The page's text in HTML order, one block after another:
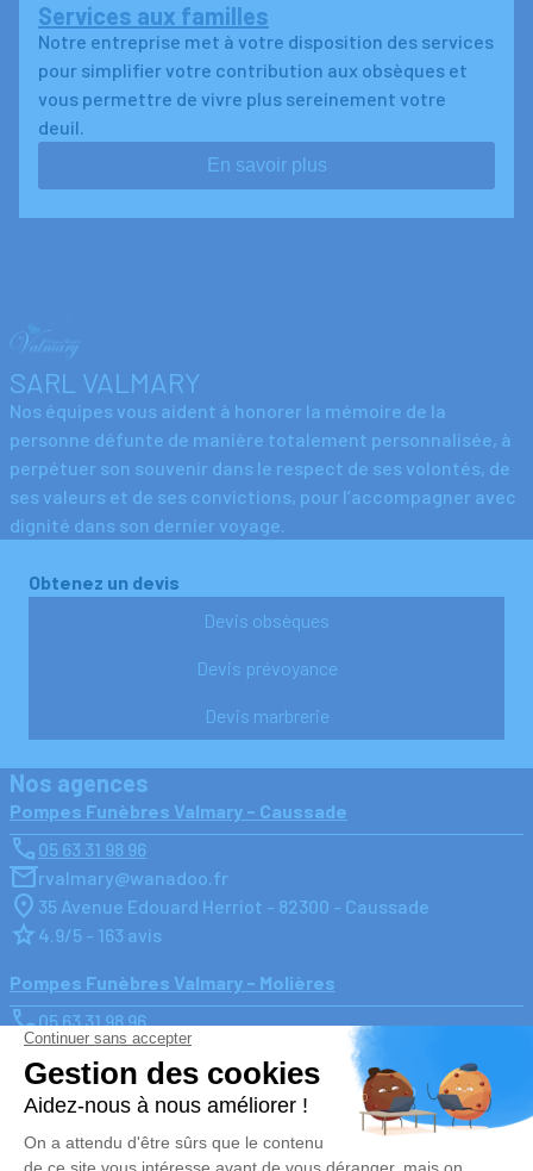
Services aux familles
Notre entreprise met à votre disposition des services
pour simplifier votre contribution aux obsèques et
vous permettre de vivre plus sereinement votre
deuil.
En savoir plus
SARL VALMARY
Nos équipes vous aident à honorer la mémoire de la
personne défunte de manière totalement personnalisée, à
perpétuer son souvenir dans le respect de ses volontés, de
ses valeurs et de ses convictions, pour l’accompagner avec
dignité dans son dernier voyage.
Obtenez un devis
Devis obsèques
Devis prévoyance
Devis marbrerie
Nos agences
Pompes Funèbres Valmary - Caussade
05 63 31 98 96
rvalmary@wanadoo.fr
35 Avenue Edouard Herriot - 82300 - Caussade
4.9/5 - 163 avis
Pompes Funèbres Valmary - Molières
05 63 31 98 96
rvalmary@wanadoo.fr
11, Grand Rue - 82220 - Molières
4.5/5 - 2 avis
Nos Services
Organiser des obsèques
Liens utiles
Avis de décès